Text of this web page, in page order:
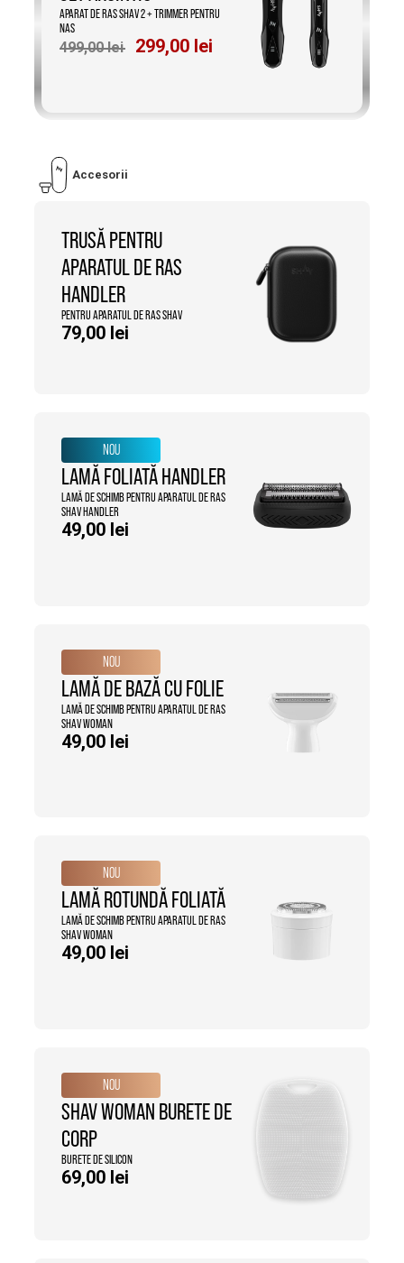
APARAT DE RAS SHAV 2 + TRIMMER PENTRU
NAS
499,00lei
Prețul
inițial
299,00 lei
Accesorii
TRUSĂ PENTRU
APARATUL DE RAS
HANDLER
PENTRU APARATUL DE RAS SHAV
79,00 lei
NOU
LAMĂ FOLIATĂ HANDLER
LAMĂ DE SCHIMB PENTRU APARATUL DE RAS
SHAV HANDLER
49,00 lei
NOU
LAMĂ DE BAZĂ CU FOLIE
LAMĂ DE SCHIMB PENTRU APARATUL DE RAS
SHAV WOMAN
49,00 lei
NOU
LAMĂ ROTUNDĂ FOLIATĂ
LAMĂ DE SCHIMB PENTRU APARATUL DE RAS
SHAV WOMAN
49,00 lei
NOU
SHAV WOMAN BURETE DE
CORP
BURETE DE SILICON
69,00 lei